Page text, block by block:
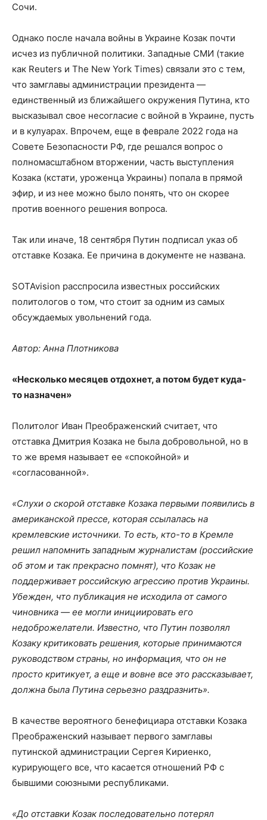
Сочи.
Однако после начала войны в Украине Козак почти
исчез из публичной политики. Западные СМИ (такие
как Reuters и The New York Times) связали это с тем,
что замглавы администрации президента —
единственный из ближайшего окружения Путина, кто
высказывал свое несогласие с войной в Украине, пусть
и в кулуарах. Впрочем, еще в феврале 2022 года на
Совете Безопасности РФ, где решался вопрос о
полномасштабном вторжении, часть выступления
Козака (кстати, уроженца Украины) попала в прямой
эфир, и из нее можно было понять, что он скорее
против военного решения вопроса.
Так или иначе, 18 сентября Путин подписал указ об
отставке Козака. Ее причина в документе не названа.
SOTAvision расспросила известных российских
политологов о том, что стоит за одним из самых
обсуждаемых увольнений года.
Автор: Анна Плотникова
«Несколько месяцев отдохнет, а потом будет куда-
то назначен»
Политолог Иван Преображенский считает, что
отставка Дмитрия Козака не была добровольной, но в
то же время называет ее «спокойной» и
«согласованной».
«Слухи о скорой отставке Козака первыми появились в
американской прессе, которая ссылалась на
кремлевские источники. То есть, кто-то в Кремле
решил напомнить западным журналистам (российские
об этом и так прекрасно помнят), что Козак не
поддерживает российскую агрессию против Украины.
Убежден, что публикация не исходила от самого
чиновника — ее могли инициировать его
недоброжелатели. Известно, что Путин позволял
Козаку критиковать решения, которые принимаются
руководством страны, но информация, что он не
просто критикует, а еще и вовне все это рассказывает,
должна была Путина серьезно раздразнить».
В качестве вероятного бенефициара отставки Козака
Преображенский называет первого замглавы
путинской администрации Сергея Кириенко,
курирующего все, что касается отношений РФ с
бывшими союзными республиками.
«До отставки Козак последовательно потерял